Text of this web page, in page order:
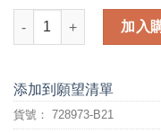
HP DL580 Gen8 E7-
加入
添加到願望清單
貨號： 728973-B21